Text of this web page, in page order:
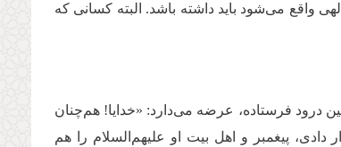
واقع می‌شود باید داشته باشد. البته کسانی که
درود فرستاده، عرضه می‌دارد: «خدایا! هم‌چنان
پیغمبر و اهل بیت او علیهم‌السلام را هم